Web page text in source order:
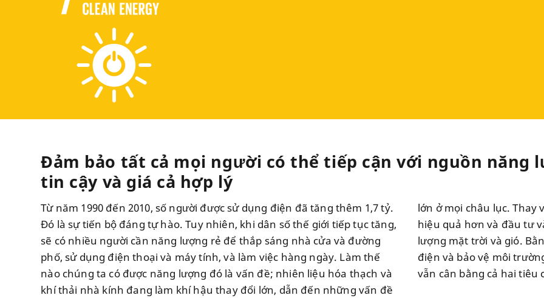
Đảm bảo tất cả mọi người có thể tiếp cận với nguồn năng
tin cậy và giá cả hợp lý
Từ năm 1990 đến 2010, số người được sử dụng điện đã tăng thêm 1,7 tỷ.
Đó là sự tiến bộ đáng tự hào. Tuy nhiên, khi dân số thế giới tiếp tục tăng,
sẽ có nhiều người cần năng lượng rẻ để thắp sáng nhà cửa và đường
phố, sử dụng điện thoại và máy tính, và làm việc hàng ngày. Làm thế
nào chúng ta có được năng lượng đó là vấn đề; nhiên liệu hóa thạch và
khí thải nhà kính đang làm khí hậu thay đổi lớn, dẫn đến những vấn đề
lớn ở mọi châu lục. Thay vào đó, chúng ta có thể sử dụng năng lượng
hiệu quả hơn và đầu tư vào các nguồn năng lượng sạch như năng
lượng mặt trời và gió. Bằng cách đó, chúng ta sẽ đáp ứng được nhu cầu
điện và bảo vệ môi trường. Làm thế nào để thực hiện được việc này mà
vẫn cân bằng cả hai tiêu